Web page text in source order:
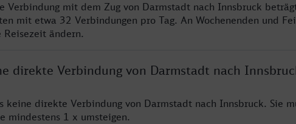
Verbindung mit dem Zug von Darmstadt nach Innsbruck
mit etwa 32 Verbindungen pro Tag. An Wochenenden und
Reisezeit ändern.
direkte Verbindung von Darmstadt nach
keine direkte Verbindung von Darmstadt nach Innsbruck. Sie
mindestens 1 x umsteigen.